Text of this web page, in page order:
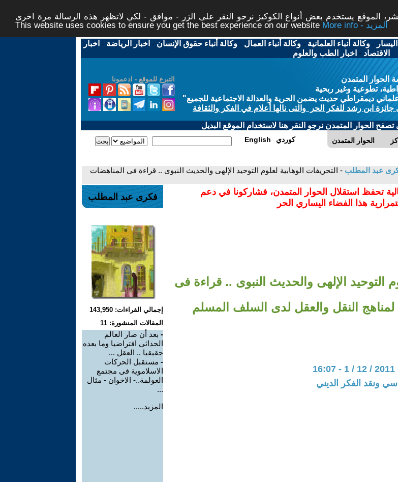
الموقع يستخدم بعض أنواع الكوكيز نرجو النقر على الزر - موافق - لكي لاتظهر هذه الرسالة مرة اخرى -
This website uses cookies to ensure you get the best experience on our website
More info - المزيد
-وكالة أنباء العلمانية -وكالة أنباء العمال -وكالة أنباء حقوق الإنسان - اخبار الرياضة - اخبار
الاقتصاد - اخبار الطب والعلوم
التبرع للموقع - ادعمونا
الحوار المتمدن
تطوعية وغير ربحية
ديمقراطي حديث يضمن الحرية والعدالة الاجتماعية للجميع"
ابن رشد للفكر الحر والتى نالها أعلام في الفكر والثقافة
الحوار المتمدن نرجو النقر هنا لاستخدام الموقع البديل
الحوار المتمدن English كوردي
عبد المطلب - التحريفات الوهابية لعلوم التوحيد الإلهى والحديث النبوى .. قراءة فى المناهضات
تحفظ استقلال الحوار المتمدن، فشاركونا في دعم
هذا الفضاء اليساري الحر
التوحيد الإلهى والحديث النبوى .. قراءة فى
لمناهج النقل والعقل لدى السلف المسلم
ونقد الفكر الديني
فكرى عبد المطلب
إجمالي القراءات: 143,950
المقالات المنشورة: 11
- بعد أن صار العالم
الحداثى افتراضيا وما بعده
حقيقيا .. العقل ...
- مستقبل الحركات
الاسلاموية فى مجتمع
العولمة..- الاخوان - مثال
...
المزيد.....